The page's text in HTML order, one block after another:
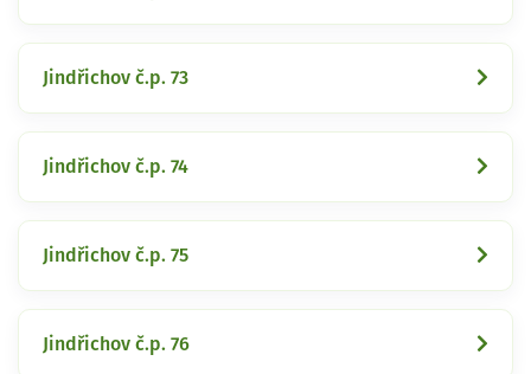
Jindřichov č.p. 73
Jindřichov č.p. 74
Jindřichov č.p. 75
Jindřichov č.p. 76